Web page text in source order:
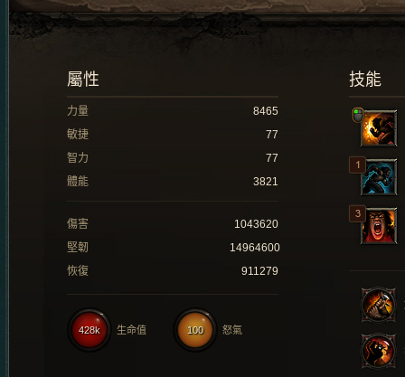
技能
屬性
力量
8465
敏捷
77
智力
77
體能
3821
傷害
1043620
堅韌
14964600
恢復
911279
100 怒氣
428k 生命值